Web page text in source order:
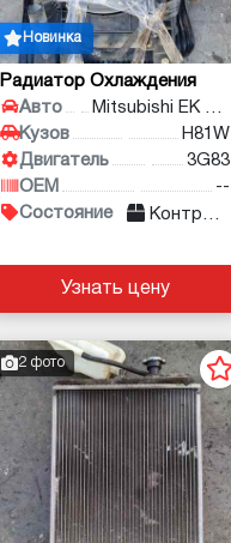
Новинка
Радиатор Охлаждения
Авто
Mitsubishi EK Wagon
Кузов
H81W
Двигатель
3G83
OEM
--
Состояние
Контракт
Узнать цену
2 фото